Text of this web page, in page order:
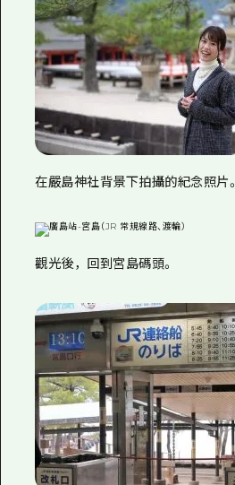
在嚴島神社背景下拍攝的紀念照片。
觀光後，回到宮島碼頭。